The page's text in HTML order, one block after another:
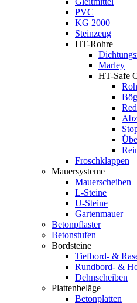
PVC
KG 2000
Steinzeug
HT-Rohre
Marley
HT-Safe
Froschklappen
Mauersysteme
Mauerscheiben
L-Steine
U-Steine
Gartenmauer
Betonpflaster
Betonstufen
Bordsteine
Tiefbord- &
Rundbord- &
Dehnscheiben
Plattenbeläge
Betonplatten